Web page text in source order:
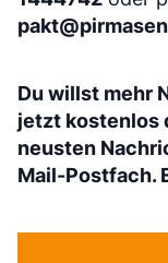
Du willst mehr
jetzt kostenlos
neusten
Mail-Postfach.